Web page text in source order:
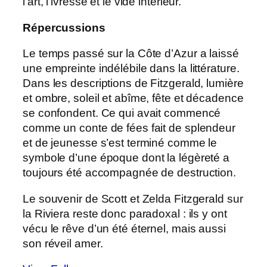
Répercussions
Le temps passé sur la Côte d’Azur a laissé
une empreinte indélébile dans la littérature.
Dans les descriptions de Fitzgerald, lumière
et ombre, soleil et abîme, fête et décadence
se confondent. Ce qui avait commencé
comme un conte de fées fait de splendeur
et de jeunesse s’est terminé comme le
symbole d’une époque dont la légèreté a
toujours été accompagnée de destruction.
Le souvenir de Scott et Zelda Fitzgerald sur
la Riviera reste donc paradoxal : ils y ont
vécu le rêve d’un été éternel, mais aussi
son réveil amer.